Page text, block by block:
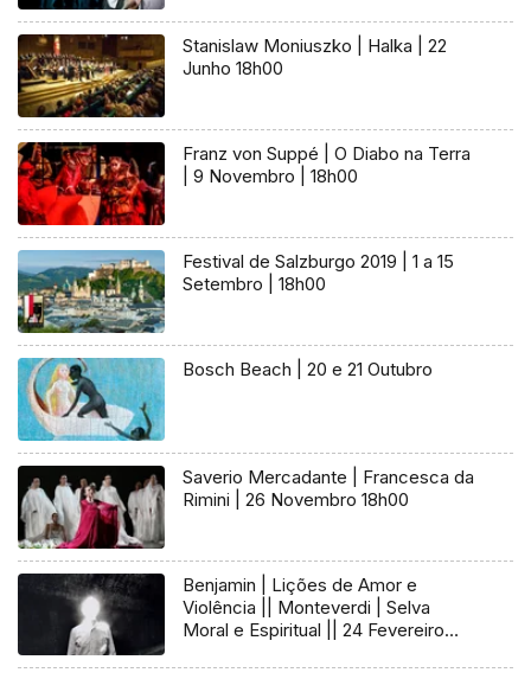
Stanislaw Moniuszko | Halka | 22
Junho 18h00
Franz von Suppé | O Diabo na Terra
| 9 Novembro | 18h00
Festival de Salzburgo 2019 | 1 a 15
Setembro | 18h00
Bosch Beach | 20 e 21 Outubro
Saverio Mercadante | Francesca da
Rimini | 26 Novembro 18h00
Benjamin | Lições de Amor e
Violência || Monteverdi | Selva
Moral e Espiritual || 24 Fevereiro